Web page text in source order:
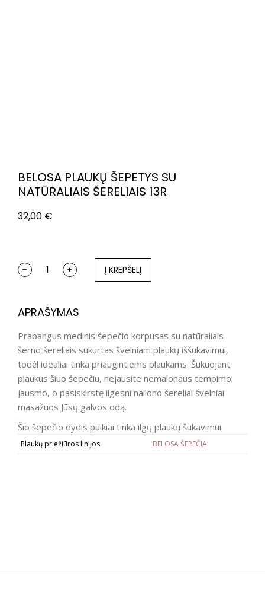
BELOSA PLAUKŲ ŠEPETYS SU
NATŪRALIAIS ŠERELIAIS 13R
32,00 €
Į KREPŠELĮ
APRAŠYMAS
Prabangus medinis šepečio korpusas su natūraliais
šerno šereliais sukurtas švelniam plaukų iššukavimui,
todėl idealiai tinka priaugintiems plaukams. Šukuojant
plaukus šiuo šepečiu, nejausite nemalonaus tempimo
jausmo, o pasiskirstę ilgesni nailono šereliai švelniai
masažuos Jūsų galvos odą.
Šio šepečio dydis puikiai tinka ilgų plaukų šukavimui.
Plaukų priežiūros linijos BELOSA ŠEPEČIAI